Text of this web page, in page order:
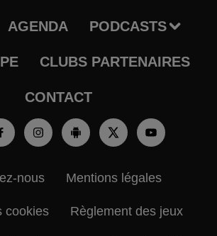
AGENDA PODCASTS
CLUBS PARTENAIRES
CONTACT
nous Mentions légales
cookies Règlement des jeux